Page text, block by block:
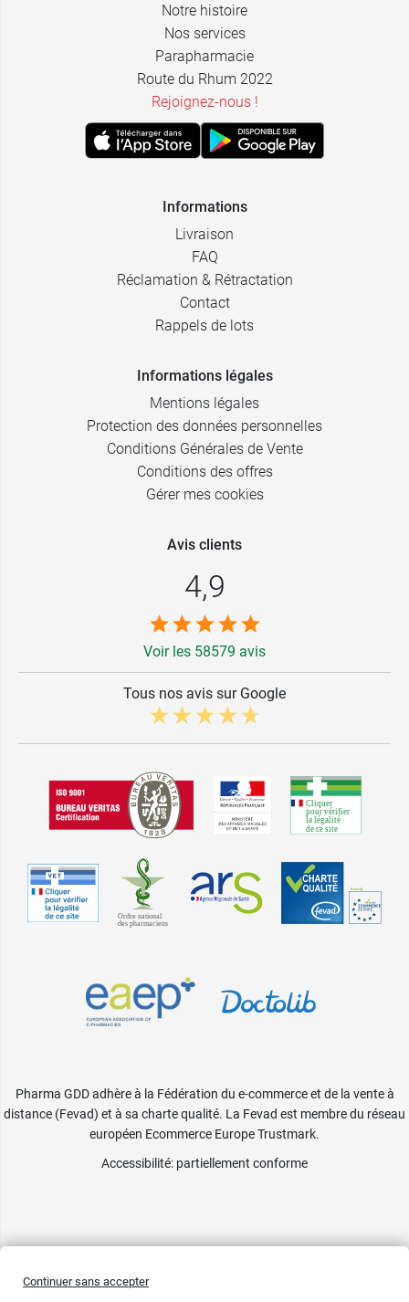
Notre histoire
Nos services
Parapharmacie
Route du Rhum 2022
Rejoignez-nous !
Informations
Livraison
FAQ
Réclamation & Rétractation
Contact
Rappels de lots
Informations légales
Mentions légales
Protection des données personnelles
Conditions Générales de Vente
Conditions des offres
Gérer mes cookies
Avis clients
4,9
Voir les 58579 avis
Tous nos avis sur Google
Pharma GDD adhère à la Fédération du e-commerce et de la vente à
distance (Fevad) et à sa charte qualité. La Fevad est membre du réseau
européen Ecommerce Europe Trustmark.
Accessibilité: partiellement conforme
Continuer sans accepter